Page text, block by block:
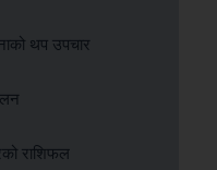
थप उपचार
राशिफल